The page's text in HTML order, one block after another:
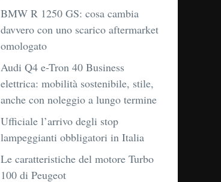
BMW R 1250 GS: cosa cambia
davvero con uno scarico aftermarket
omologato
Audi Q4 e-Tron 40 Business
elettrica: mobilità sostenibile, stile,
anche con noleggio a lungo termine
Ufficiale l’arrivo degli stop
lampeggianti obbligatori in Italia
Le caratteristiche del motore Turbo
100 di Peugeot